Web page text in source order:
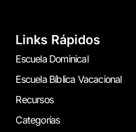
Links Rápidos
Escuela Dominical
Escuela Bíblica Vacacional
Recursos
Categorías